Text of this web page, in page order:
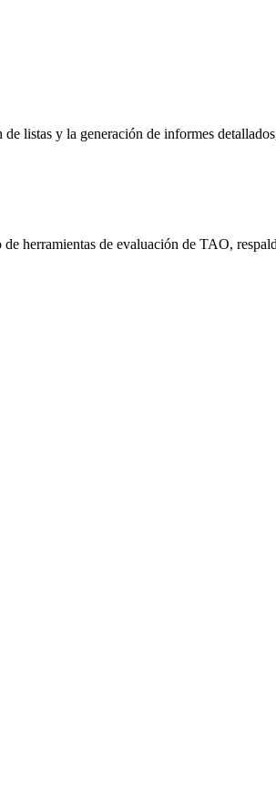
listas y la generación de informes
herramientas de evaluación de TAO,